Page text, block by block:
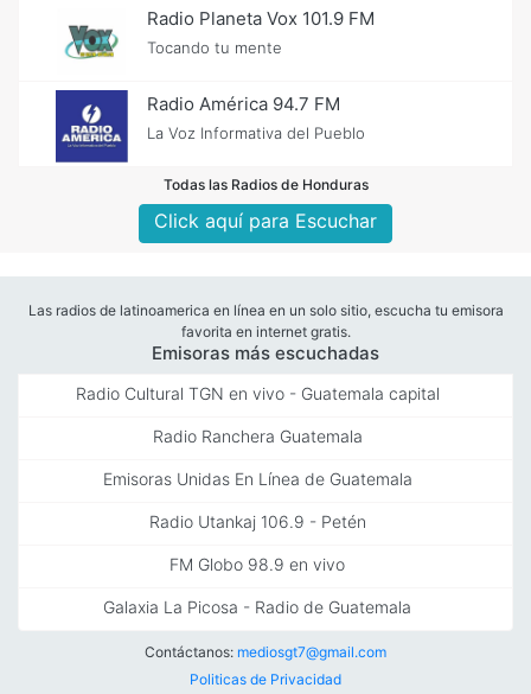
Radio Planeta Vox 101.9 FM
Tocando tu mente
Radio América 94.7 FM
La Voz Informativa del Pueblo
Todas las Radios de Honduras
Click aquí para Escuchar
Las radios de latinoamerica en línea en un solo sitio, escucha tu emisora
favorita en internet gratis.
Emisoras más escuchadas
Radio Cultural TGN en vivo - Guatemala capital
Radio Ranchera Guatemala
Emisoras Unidas En Línea de Guatemala
Radio Utankaj 106.9 - Petén
FM Globo 98.9 en vivo
Galaxia La Picosa - Radio de Guatemala
Contáctanos: mediosgt7@gmail.com
Politicas de Privacidad